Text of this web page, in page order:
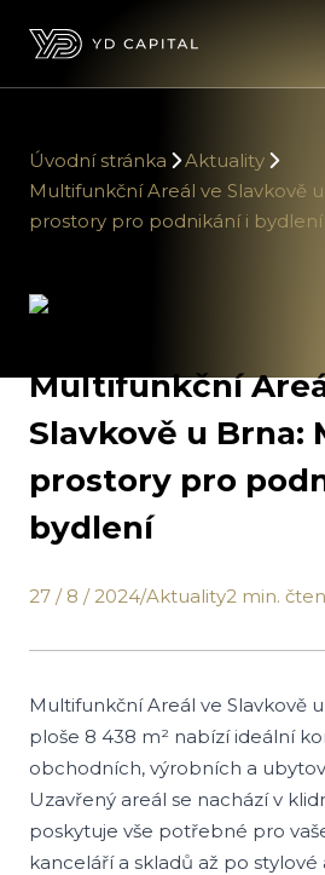
Úvodní stránka
Aktuality
Multifunkční Areál ve Slavkově
prostory pro podnikání i bydlení
Multifunkční
Slavkově u Brna:
prostory pro
bydlení
27 / 8 / 2024/Aktuality2 min.
Multifunkční Areál ve Slavkově
ploše 8 438 m² nabízí ideální
obchodních, výrobních a
Uzavřený areál se nachází v
poskytuje vše potřebné pro
kanceláří a skladů až po